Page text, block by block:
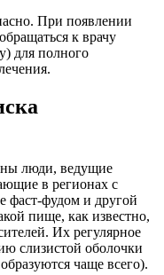
При появлении
к врачу
для полного
люди, ведущие
в регионах с
фаст-фудом и другой
пище, как известно,
Их регулярное
слизистой оболочки
чаще всего).